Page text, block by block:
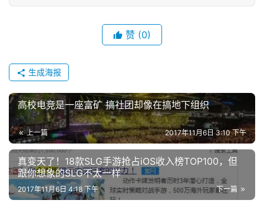
海
站
中
文
(
中
国
赞 (0)
生成海报
高校电竞是一座富矿 搞社团却像在搞地下组织
上一篇 2017年11月6日 3:10 下午
真变天了！18款SLG手游抢占iOS收入榜TOP100，但
跟你想象的SLG不太一样
下一篇
2017年11月6日 4:18 下午